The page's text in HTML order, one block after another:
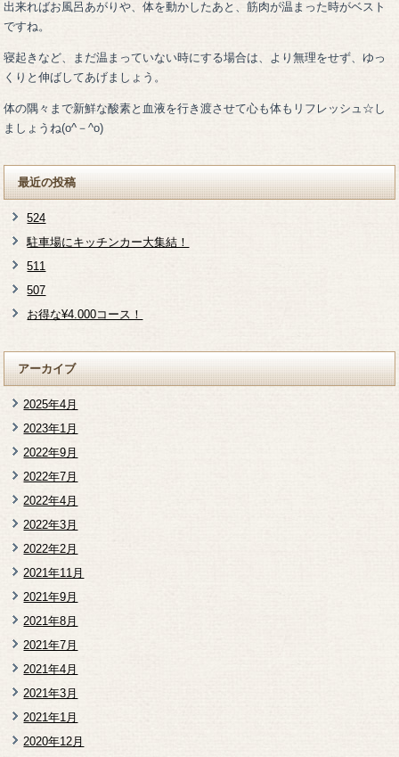
出来ればお風呂あがりや、体を動かしたあと、筋肉が温まった時がベスト
ですね。
寝起きなど、まだ温まっていない時にする場合は、より無理をせず、ゆっ
くりと伸ばしてあげましょう。
体の隅々まで新鮮な酸素と血液を行き渡させて心も体もリフレッシュ☆し
ましょうね(o^－^o)
最近の投稿
524
駐車場にキッチンカー大集結！
511
507
お得な¥4.000コース！
アーカイブ
2025年4月
2023年1月
2022年9月
2022年7月
2022年4月
2022年3月
2022年2月
2021年11月
2021年9月
2021年8月
2021年7月
2021年4月
2021年3月
2021年1月
2020年12月